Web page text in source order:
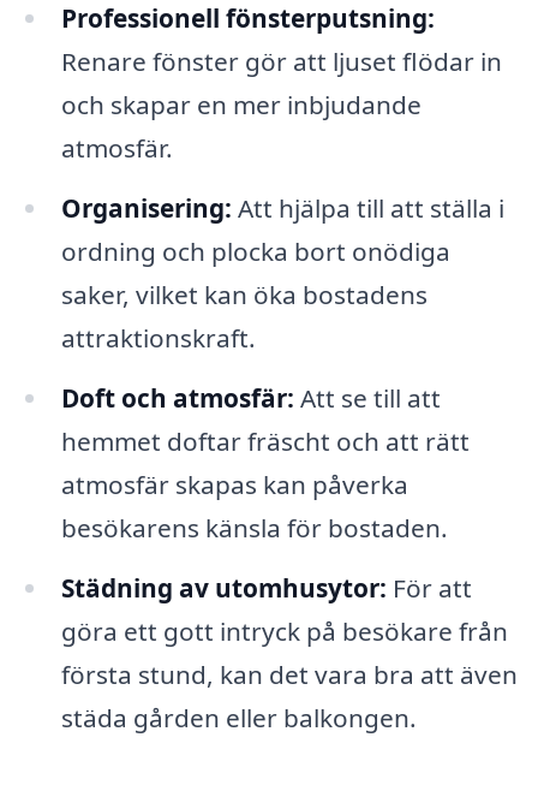
Professionell fönsterputsning:
Renare fönster gör att ljuset flödar in
och skapar en mer inbjudande
atmosfär.
Organisering: Att hjälpa till att ställa i
ordning och plocka bort onödiga
saker, vilket kan öka bostadens
attraktionskraft.
Doft och atmosfär: Att se till att
hemmet doftar fräscht och att rätt
atmosfär skapas kan påverka
besökarens känsla för bostaden.
Städning av utomhusytor: För att
göra ett gott intryck på besökare från
första stund, kan det vara bra att även
städa gården eller balkongen.